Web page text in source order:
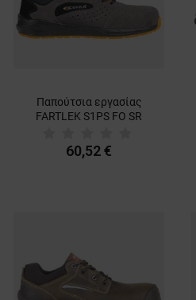
Παπούτσια εργασίας
FARTLEK S1PS FO SR
60,52 €